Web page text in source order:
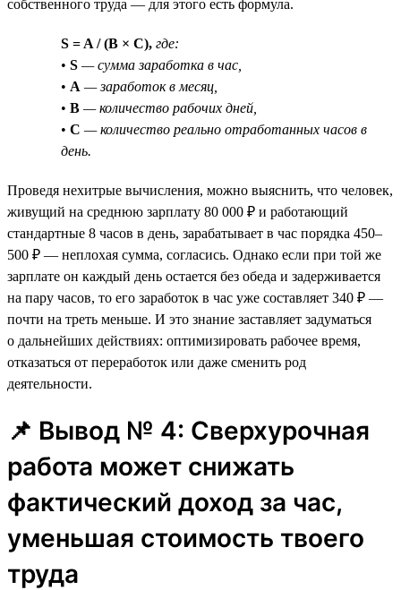
собственного труда — для этого есть формула.
S = A / (B × C), где:
• S — сумма заработка в час,
• A — заработок в месяц,
• B — количество рабочих дней,
• C — количество реально отработанных часов в
день.
Проведя нехитрые вычисления, можно выяснить, что человек,
живущий на среднюю зарплату 80 000 ₽ и работающий
стандартные 8 часов в день, зарабатывает в час порядка 450–
500 ₽ — неплохая сумма, согласись. Однако если при той же
зарплате он каждый день остается без обеда и задерживается
на пару часов, то его заработок в час уже составляет 340 ₽ —
почти на треть меньше. И это знание заставляет задуматься
о дальнейших действиях: оптимизировать рабочее время,
отказаться от переработок или даже сменить род
деятельности.
📌 Вывод № 4: Сверхурочная
работа может снижать
фактический доход за час,
уменьшая стоимость твоего
труда